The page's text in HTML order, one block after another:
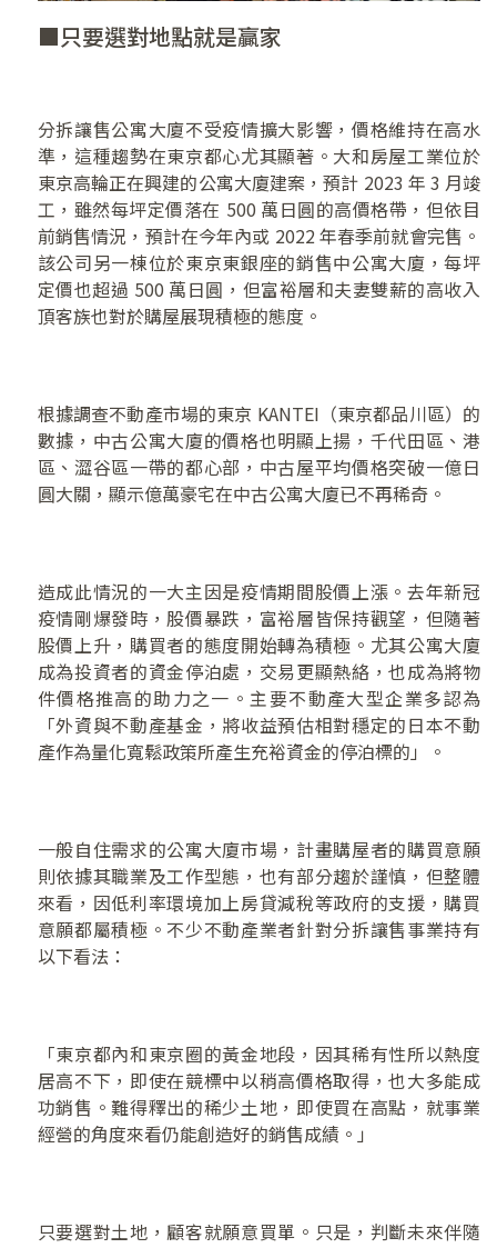
■只要選對地點就是贏家
分拆讓售公寓大廈不受疫情擴大影響，價格維持在高水
準，這種趨勢在東京都心尤其顯著。大和房屋工業位於
東京高輪正在興建的公寓大廈建案，預計 2023 年 3 月竣
工，雖然每坪定價落在 500 萬日圓的高價格帶，但依目
前銷售情況，預計在今年內或 2022 年春季前就會完售。
該公司另一棟位於東京東銀座的銷售中公寓大廈，每坪
定價也超過 500 萬日圓，但富裕層和夫妻雙薪的高收入
頂客族也對於購屋展現積極的態度。
根據調查不動產市場的東京 KANTEI（東京都品川區）的
數據，中古公寓大廈的價格也明顯上揚，千代田區、港
區、澀谷區一帶的都心部，中古屋平均價格突破一億日
圓大關，顯示億萬豪宅在中古公寓大廈已不再稀奇。
造成此情況的一大主因是疫情期間股價上漲。去年新冠
疫情剛爆發時，股價暴跌，富裕層皆保持觀望，但隨著
股價上升，購買者的態度開始轉為積極。尤其公寓大廈
成為投資者的資金停泊處，交易更顯熱絡，也成為將物
件價格推高的助力之一。主要不動產大型企業多認為
「外資與不動產基金，將收益預估相對穩定的日本不動
產作為量化寬鬆政策所產生充裕資金的停泊標的」。
一般自住需求的公寓大廈市場，計畫購屋者的購買意願
則依據其職業及工作型態，也有部分趨於謹慎，但整體
來看，因低利率環境加上房貸減稅等政府的支援，購買
意願都屬積極。不少不動產業者針對分拆讓售事業持有
以下看法：
「東京都內和東京圈的黃金地段，因其稀有性所以熱度
居高不下，即使在競標中以稍高價格取得，也大多能成
功銷售。難得釋出的稀少土地，即使買在高點，就事業
經營的角度來看仍能創造好的銷售成績。」
只要選對土地，顧客就願意買單。只是，判斷未來伴隨